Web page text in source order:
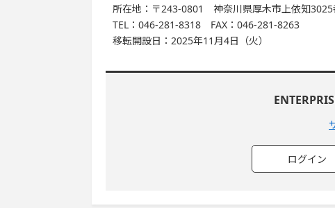
所在地：〒243-0801 神奈川県厚木市上依知3025
TEL：046-281-8318 FAX：046-281-8263
移転開設日：2025年11月4日（火）
ログイン